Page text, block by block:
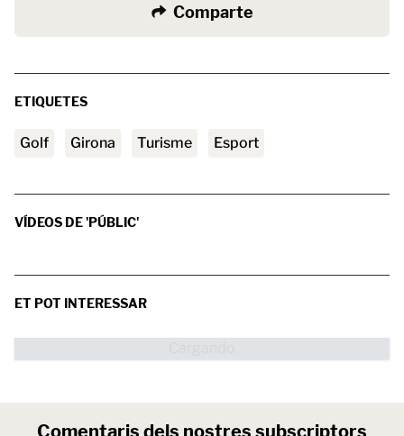
Comparte
ETIQUETES
golf Girona turisme esport
VÍDEOS DE 'PÚBLIC'
ET POT INTERESSAR
Comentaris dels nostres subscriptors